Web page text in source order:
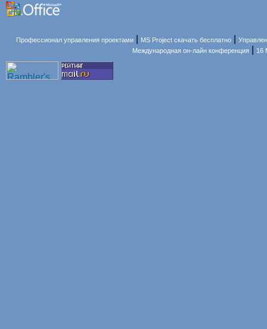
Профессионал управления проектами MS Project скачать бесплатно |
Международная он-лайн конференция
16